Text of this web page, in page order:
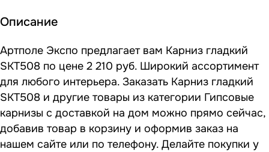
Описание
Артполе Экспо предлагает вам Карниз гладкий
SKT508 по цене 2 210 руб. Широкий ассортимент
для любого интерьера. Заказать Карниз гладкий
SKT508 и другие товары из категории Гипсовые
карнизы с доставкой на дом можно прямо сейчас,
добавив товар в корзину и оформив заказ на
нашем сайте или по телефону. Делайте покупки у